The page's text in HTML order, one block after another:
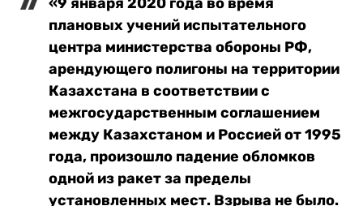
плановых учений испытательного
центра министерства обороны РФ,
арендующего полигоны на территории
Казахстана в соответствии с
межгосударственным соглашением
между Казахстаном и Россией от 1995
года, произошло падение обломков
одной из ракет за пределы
установленных мест. Взрыва не было.